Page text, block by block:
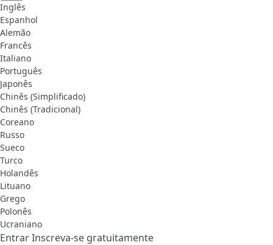
Inglês
Espanhol
Alemão
Francês
Italiano
Português
Japonês
Chinês (Simplificado)
Chinês (Tradicional)
Coreano
Russo
Sueco
Turco
Holandês
Lituano
Grego
Polonês
Ucraniano
EntrarInscreva-se gratuitamente